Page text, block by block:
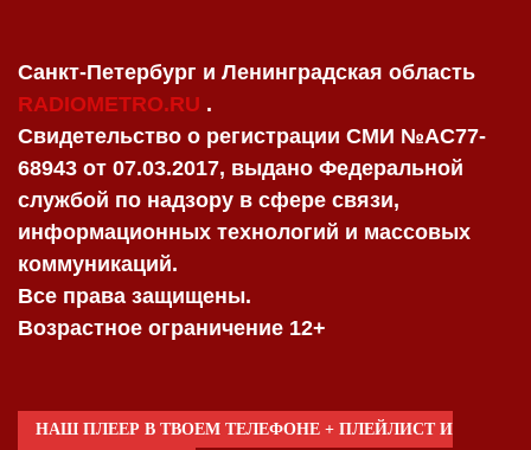
Санкт-Петербург и Ленинградская область
RADIOMETRO.RU .
Свидетельство о регистрации СМИ №AC77-
68943 от 07.03.2017, выдано Федеральной
службой по надзору в сфере связи,
информационных технологий и массовых
коммуникаций.
Все права защищены.
Возрастное ограничение 12+
НАШ ПЛЕЕР В ТВОЕМ ТЕЛЕФОНЕ + ПЛЕЙЛИСТ И